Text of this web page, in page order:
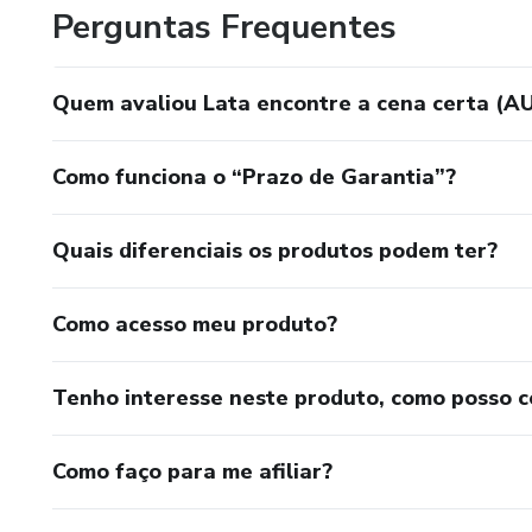
Perguntas Frequentes
Quem avaliou Lata encontre a cena certa
Como funciona o “Prazo de Garantia”?
Quais diferenciais os produtos podem ter?
Como acesso meu produto?
Tenho interesse neste produto, como posso
Como faço para me afiliar?